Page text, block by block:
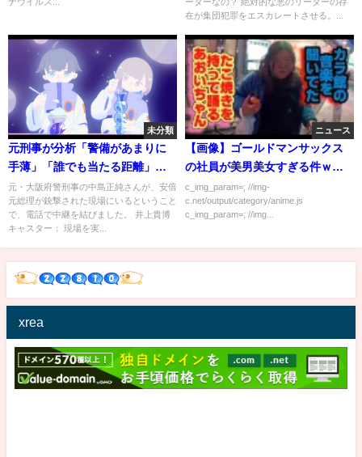
の犯人 八木原亜麻が小学校卒業
文集の作文の全文です。😈絶対
的な悪のリーダーの存在が集団
犯罪をエスカレートさせるよ
在が集団犯罪をエスカレートさせる。...
未分類
元刑事が分析「警備があまりに
手薄」「誰でも当たる距離」
安倍元総理銃撃事件｜
TBS NEWS DIG
元・大阪府警刑事の​中島正純​さんが、安倍
元総理が銃撃された現場にいるということ
で、電話で中継を結びました。 井上貴博
キャスター： 現場を実...
ニュース
【画像】ゴールドマンサックス
の社員が美男美女すぎる件ｗｗ
ｗｗｗｗ
c_img_param=; //img-
c.net/output/category/anime.js
c_img_param=; //img...
xrea